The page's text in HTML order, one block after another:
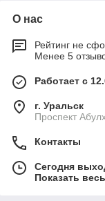
О нас
Рейтинг не
Менее 5
Работает с
г. Уральск
Проспект
Контакты
Сегодня
Показать